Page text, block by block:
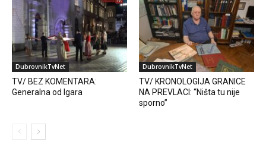
DubrovnikTvNet
TV/ BEZ KOMENTARA:
Generalna od Igara
DubrovnikTvNet
TV/ KRONOLOGIJA GRANICE
NA PREVLACI: “Ništa tu nije
sporno”